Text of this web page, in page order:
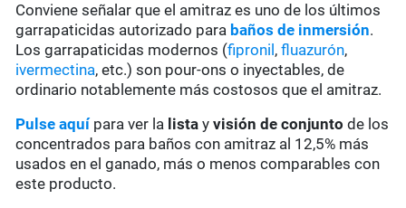
Conviene señalar que el amitraz es uno de los últimos
garrapaticidas autorizado para baños de inmersión.
Los garrapaticidas modernos (fipronil ,fluazurón,
ivermectina, etc.) son pour-ons o inyectables, de
ordinario notablemente más costosos que el amitraz.
Pulse aquípara ver la lista yvisión de conjunto de los
concentrados para baños con amitraz al 12,5% más
usados en el ganado, más o menos comparables con
este producto.